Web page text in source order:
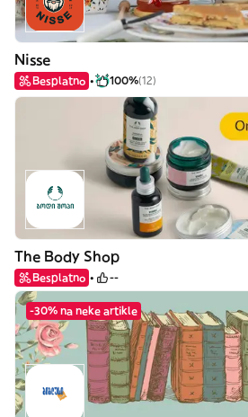
Nisse
Besplatno 100%(12)
The Body Shop
Besplatno --
-30% na neke artikle